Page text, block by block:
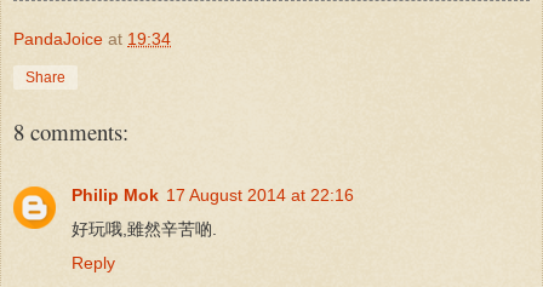
PandaJoice at 19:34
Share
8 comments:
Philip Mok 17 August 2014 at 22:16
好玩哦,雖然辛苦啲.
Reply